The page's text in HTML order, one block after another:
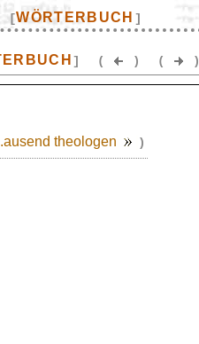
[WÖRTERBUCH ]
] ( ) ( )
theologen )